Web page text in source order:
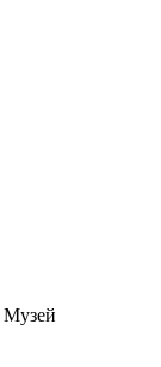
Музей